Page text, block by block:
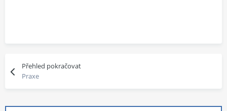
Přehled pokračovat
Praxe